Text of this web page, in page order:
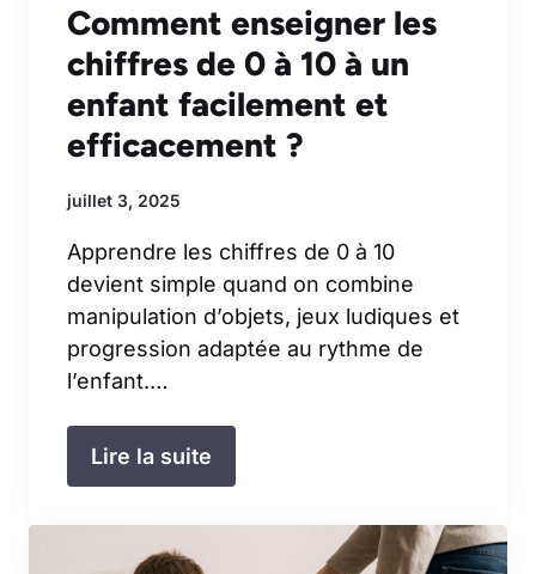
Comment enseigner les
chiffres de 0 à 10 à un
enfant facilement et
efficacement ?
juillet 3, 2025
Apprendre les chiffres de 0 à 10
devient simple quand on combine
manipulation d’objets, jeux ludiques et
progression adaptée au rythme de
l’enfant.…
Lire la suite